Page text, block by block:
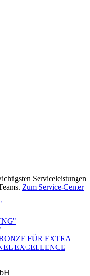
Serviceleistungen
Zum Service-Center